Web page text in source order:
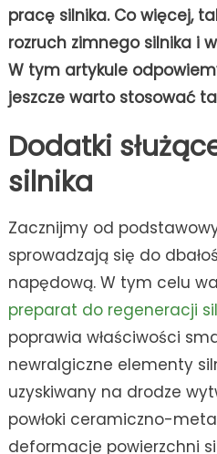
pracę silnika. Co więcej,
rozruch zimnego silnika i
W tym artykule
jeszcze warto stosować
Dodatki
silnika
Zacznijmy od
sprowadzają się do
napędową. W tym celu
preparat do regeneracji
poprawia właściwości
newralgiczne elementy
uzyskiwany na drodze
powłoki ceramiczno-
deformacje powierzchni